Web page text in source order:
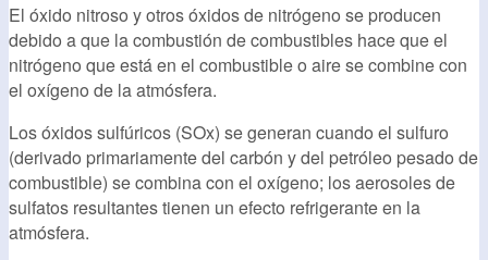
El óxido nitroso y otros óxidos de nitrógeno se producen
debido a que la combustión de combustibles hace que el
nitrógeno que está en el combustible o aire se combine con
el oxígeno de la atmósfera.
Los óxidos sulfúricos (SOx) se generan cuando el sulfuro
(derivado primariamente del carbón y del petróleo pesado de
combustible) se combina con el oxígeno; los aerosoles de
sulfatos resultantes tienen un efecto refrigerante en la
atmósfera.